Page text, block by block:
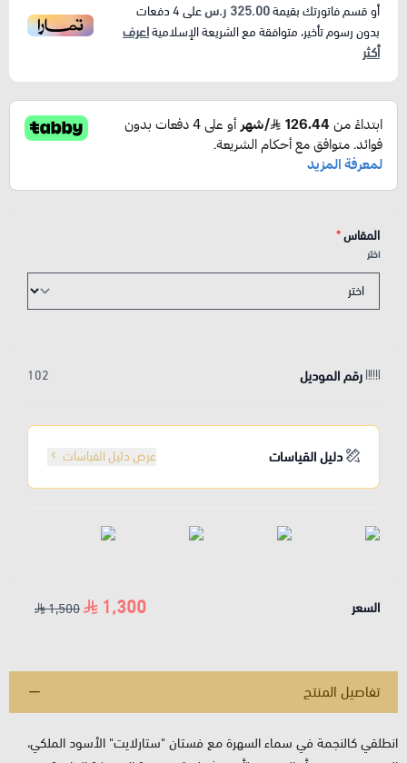
أو قسم فاتورتك بقيمة325.00 ر.س على4دفعات
بدون رسوم تأخير، متوافقة مع الشريعة الإسلاميةاعرف
أكثر
المقاس*
اختر
رقم الموديل 102
دليل القياسات عرض دليل القياسات
السعر 1,300
1,500
تفاصيل المنتج
انطلقي كالنجمة في سماء السهرة مع فستان "ستارلايت" الأسود الملكي،